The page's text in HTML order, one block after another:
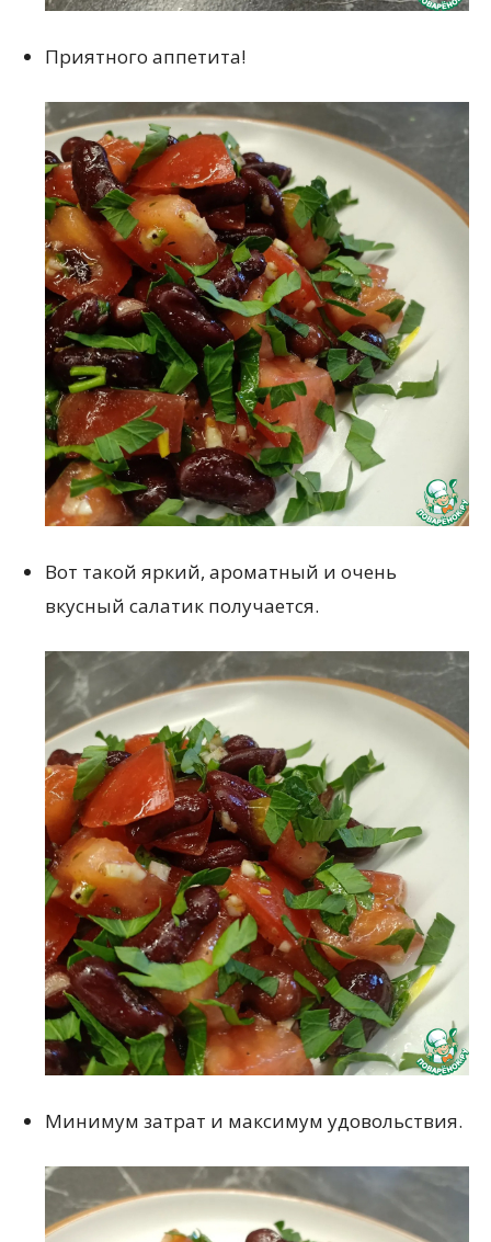
Приятного аппетита!
Вот такой яркий, ароматный и очень
вкусный салатик получается.
Минимум затрат и максимум удовольствия.